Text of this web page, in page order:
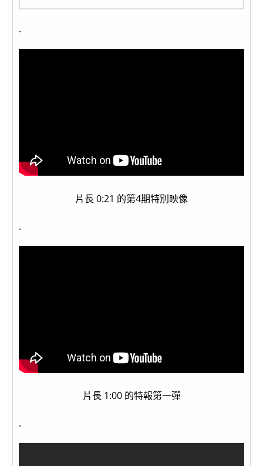
.
片長 0:21 的第4期特別映像
.
片長 1:00 的特報第一彈
.